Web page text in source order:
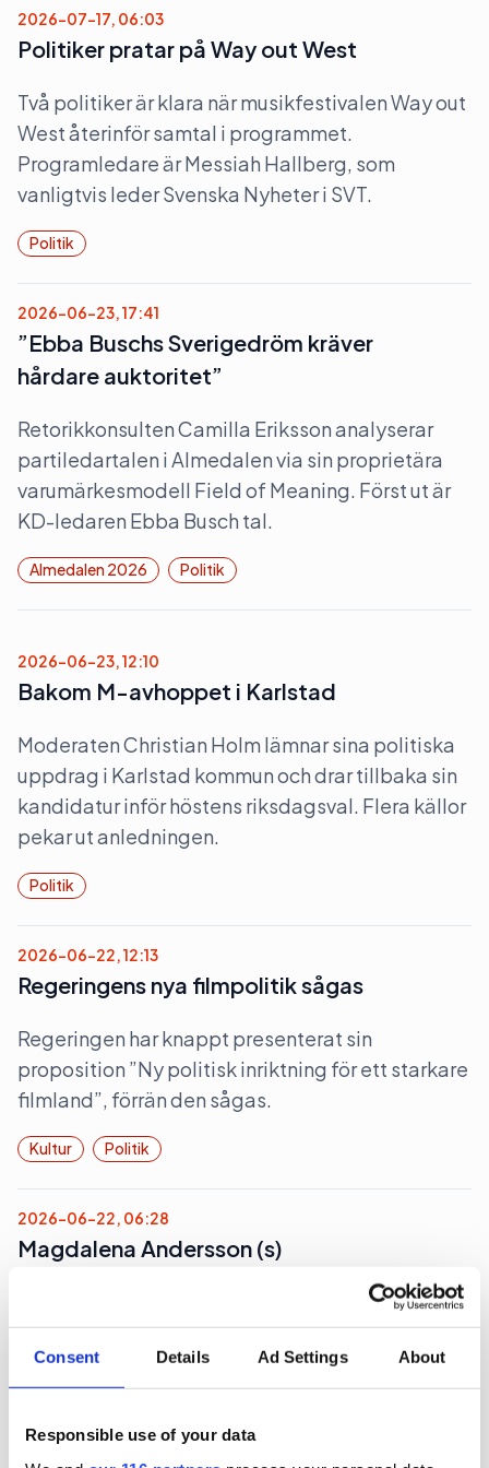
Consent Details Ad Settings About
Responsible use of your data
2026-07-17, 06:03
Politiker pratar på Way out West
Två politiker är klara när musikfestivalen Way out
West återinför samtal i programmet.
Programledare är Messiah Hallberg, som
vanligtvis leder Svenska Nyheter i SVT.
Politik
2026-06-23, 17:41
”Ebba Buschs Sverigedröm kräver
hårdare auktoritet”
Retorikkonsulten Camilla Eriksson analyserar
partiledartalen i Almedalen via sin proprietära
varumärkesmodell Field of Meaning. Först ut är
KD-ledaren Ebba Busch tal.
Almedalen 2026 Politik
2026-06-23, 12:10
Bakom M-avhoppet i Karlstad
Moderaten Christian Holm lämnar sina politiska
uppdrag i Karlstad kommun och drar tillbaka sin
kandidatur inför höstens riksdagsval. Flera källor
pekar ut anledningen.
Politik
2026-06-22, 12:13
Regeringens nya filmpolitik sågas
Regeringen har knappt presenterat sin
proposition ”Ny politisk inriktning för ett starkare
filmland”, förrän den sågas.
Kultur Politik
2026-06-22, 06:28
Magdalena Andersson (s)
Nej det blir inte Botkyrka när partiledaren (s)
Magdalena Andersson ger sig ut på en två dagars
valturné i Sverige. Dock blir det flera klassiska
turistorter.